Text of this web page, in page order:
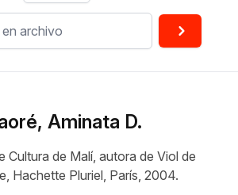
Aminata D.
Cultura de Malí, autora de Viol de
Hachette Pluriel, París, 2004.